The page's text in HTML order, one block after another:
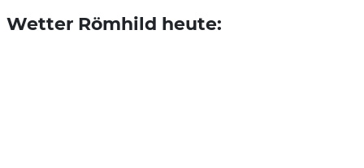
Wetter Römhild heute: